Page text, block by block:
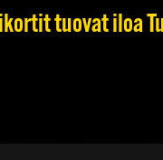
tuovat iloa